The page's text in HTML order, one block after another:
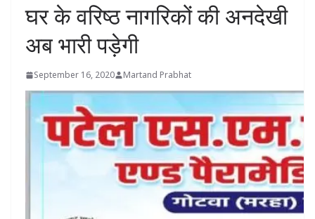
घर के वरिष्ठ नागरिकों की अनदेखी
अब भारी पड़ेगी
September 16, 2020 Martand Prabhat